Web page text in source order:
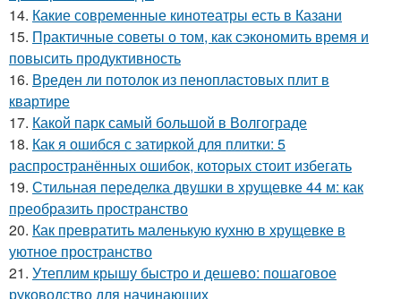
14. Какие современные кинотеатры есть в Казани
15. Практичные советы о том, как сэкономить время и
повысить продуктивность
16. Вреден ли потолок из пенопластовых плит в
квартире
17. Какой парк самый большой в Волгограде
18. Как я ошибся с затиркой для плитки: 5
распространённых ошибок, которых стоит избегать
19. Стильная переделка двушки в хрущевке 44 м: как
преобразить пространство
20. Как превратить маленькую кухню в хрущевке в
уютное пространство
21. Утеплим крышу быстро и дешево: пошаговое
руководство для начинающих